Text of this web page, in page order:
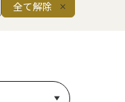
全て解除